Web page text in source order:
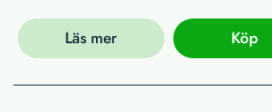
Läs mer Köp